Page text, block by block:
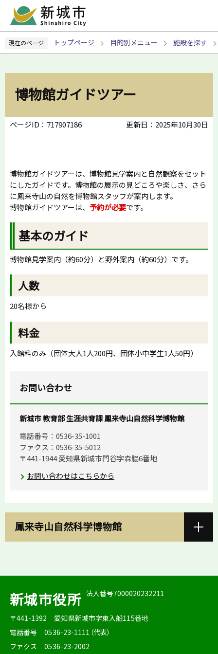
ペ
の
現在のページ トップページ 目的別メニュー 施設を探す
博物館ガイドツアー
ページID：717907186 更新日：2025年10月30日
博物館ガイドツアーは、博物館見学案内と自然観察をセット
にしたガイドです。博物館の展示の見どころや楽しさ、さら
に鳳来寺山の自然を博物館スタッフが案内します。
博物館ガイドツアーは、 予約が必要です。
基本のガイド
博物館見学案内（約60分）と野外案内（約60分）です。
人数
20名様から
料金
入館料のみ（団体大人1人200円、団体小中学生1人50円）
お問い合わせ
新城市 教育部 生涯共育課 鳳来寺山自然科学博物館
電話番号：0536-35-1001
ファクス：0536-35-5012
〒441-1944 愛知県新城市門谷字森脇6番地
お問い合わせはこちらから
鳳来寺山自然科学博物館
新城市役所 法人番号7000020232211
〒441-1392
愛知県新城市字東入船115番地
電話番号
0536-23-1111（代表）
ファクス
0536-23-2002